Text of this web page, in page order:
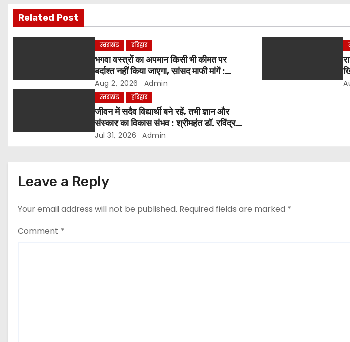
i
t
o
Related Post
उत्तराखंड हरिद्वार
भगवा वस्त्रों का अपमान किसी भी कीमत पर
बर्दाश्त नहीं किया जाएगा, सांसद माफी मांगें :
श्रीमहंत डॉ. रविंद्र पुरी महाराज
Aug 2, 2026 Admin
उत्तराखंड हरिद्वार
जीवन में सदैव विद्यार्थी बने रहें, तभी ज्ञान और
संस्कार का विकास संभव : श्रीमहंत डॉ. रविंद्र
पुरी
Jul 31, 2026 Admin
Leave a Reply
Your email address will not be published. Required fields are marked *
Comment *